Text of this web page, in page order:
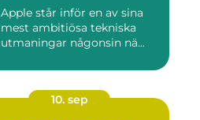
Apple står inför en av sina
mest ambitiösa tekniska
utmaningar någonsin nä...
10. sep